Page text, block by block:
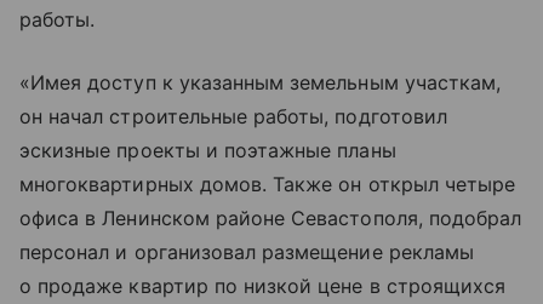
работы.
«Имея доступ к указанным земельным участкам,
он начал строительные работы, подготовил
эскизные проекты и поэтажные планы
многоквартирных домов. Также он открыл четыре
офиса в Ленинском районе Севастополя, подобрал
персонал и организовал размещение рекламы
о продаже квартир по низкой цене в строящихся